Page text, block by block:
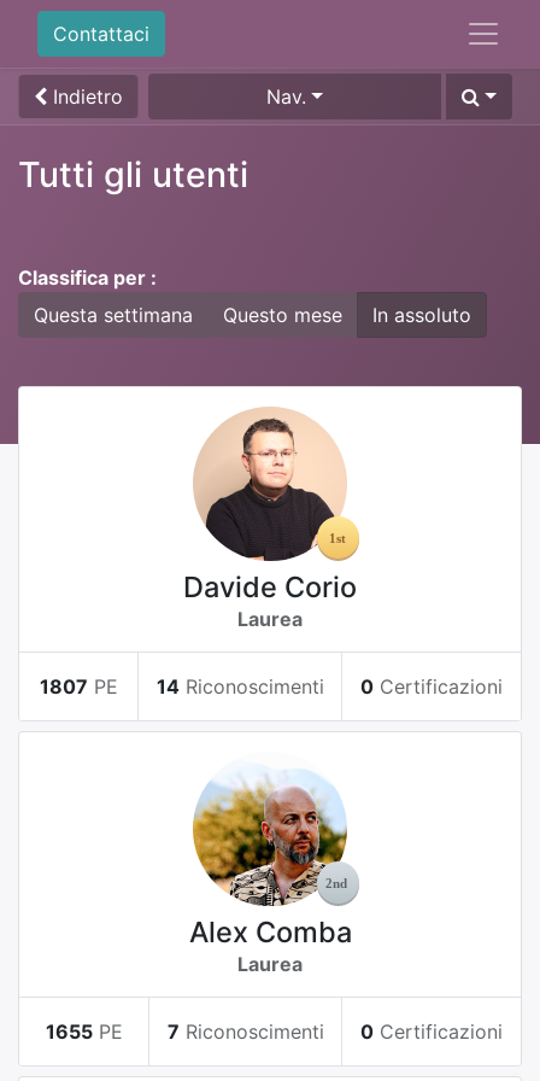
Contattaci
Indietro Nav.
Tutti gli utenti
Classifica per :
Questa settimana
Questo mese In assoluto
Davide Corio
Laurea
1807 PE 14 Riconoscimenti 0 Certificazioni
Alex Comba
Laurea
1655 PE 7 Riconoscimenti 0 Certificazioni